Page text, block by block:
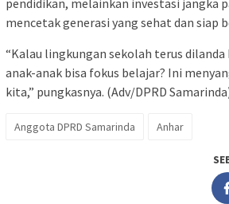
pendidikan, melainkan investasi jangka
mencetak generasi yang sehat dan siap
“Kalau lingkungan sekolah terus
anak-anak bisa fokus belajar? Ini
kita,” pungkasnya. (Adv/DPRD
Anggota DPRD Samarinda Anhar